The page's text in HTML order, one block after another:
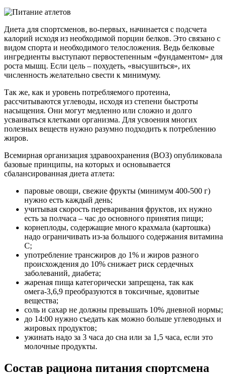
Диета для спортсменов, во-первых, начинается с подсчета
калорий исходя из необходимой порции белков. Это связано с
видом спорта и необходимого телосложения. Ведь белковые
ингредиенты выступают первостепенным «фундаментом» для
роста мышц. Если цель – похудеть, «высушиться», их
численность желательно свести к минимуму.
Так же, как и уровень потребляемого протеина,
рассчитываются углеводы, исходя из степени быстроты
насыщения. Они могут медленно или сложно и долго
усваиваться клетками организма. Для усвоения многих
полезных веществ нужно разумно подходить к потреблению
жиров.
Всемирная организация здравоохранения (ВОЗ) опубликовала
базовые принципы, на которых и основывается
сбалансированная диета атлета:
паровые овощи, свежие фрукты (минимум 400-500 г)
нужно есть каждый день;
учитывая скорость переваривания фруктов, их нужно
есть за полчаса – час до основного принятия пищи;
корнеплоды, содержащие много крахмала (картошка)
надо ограничивать из-за большого содержания витамина
С;
употребление трансжиров до 1% и жиров разного
происхождения до 10% снижает риск сердечных
заболеваний, диабета;
жареная пища категорически запрещена, так как
омега-3,6,9 преобразуются в токсичные, ядовитые
вещества;
соль и сахар не должны превышать 10% дневной нормы;
до 14:00 нужно съедать как можно больше углеводных и
жировых продуктов;
ужинать надо за 3 часа до сна или за 1,5 часа, если это
молочные продукты.
Состав рациона питания спортсмена